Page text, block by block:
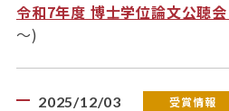
令和7年度 博士学位論文公聴会
～)
2025/12/03 受賞情報